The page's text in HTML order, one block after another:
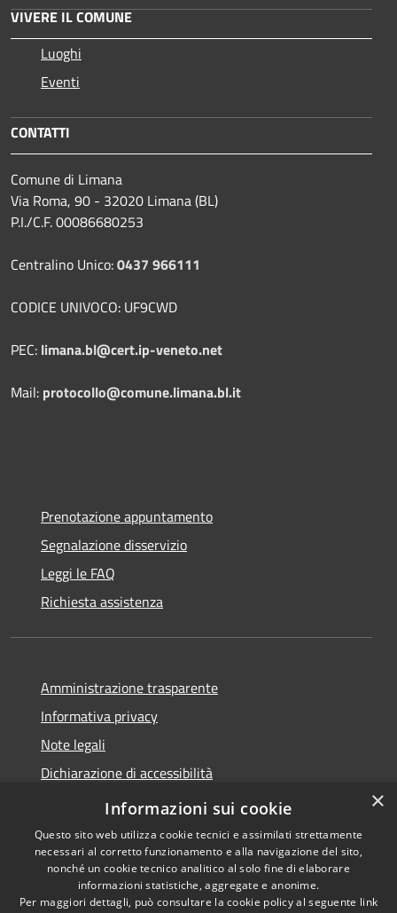
VIVERE IL COMUNE
Luoghi
Eventi
CONTATTI
Comune di Limana
Via Roma, 90 - 32020 Limana (BL)
P.I./C.F. 00086680253
Centralino Unico:0437 966111
CODICE UNIVOCO: UF9CWD
PEC: limana.bl@cert.ip-veneto.net
Mail: protocollo@comune.limana.bl.it
Prenotazione appuntamento
Segnalazione disservizio
Leggi le FAQ
Richiesta assistenza
Amministrazione trasparente
Informativa privacy
Note legali
Dichiarazione di accessibilità
Moduli Privacy Amministrazione trasparente
Copyright © 2026 • Comune di
×
Informazioni sui cookie
Questo sito web utilizza cookie tecnici e assimilati strettamente
necessari al corretto funzionamento e alla navigazione del sito,
nonché un cookie tecnico analitico al solo fine di elaborare
informazioni statistiche, aggregate e anonime.
Per maggiori dettagli, può consultare la cookie policy al seguente link